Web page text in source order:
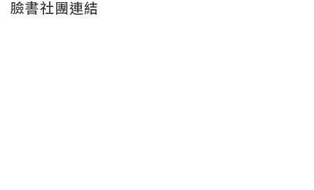
臉書社團連結